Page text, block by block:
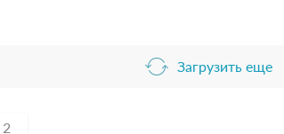
Загрузить еще
2